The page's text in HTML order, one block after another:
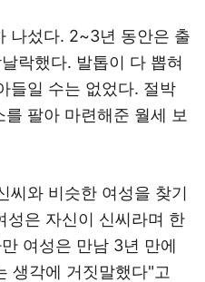
나섰다. 2~3년 동안은 출
락했다. 발톱이 다 뽑혀
들일 수는 없었다. 절박
팔아 마련해준 월세 보
씨와 비슷한 여성을 찾기
성은 자신이 신씨라며 한
여성은 만남 3년 만에
생각에 거짓말했다"고